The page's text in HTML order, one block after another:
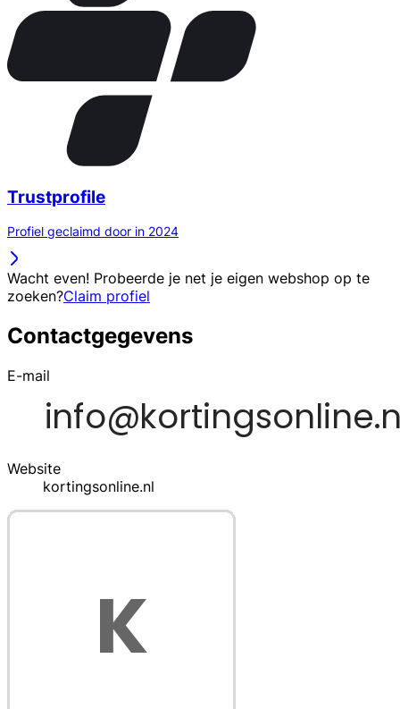
Trustprofile
Profiel geclaimd door in 2024
Wacht even! Probeerde je net je eigen webshop op te
zoeken?Claim profiel
Contactgegevens
E-mail
Website
kortingsonline.nl